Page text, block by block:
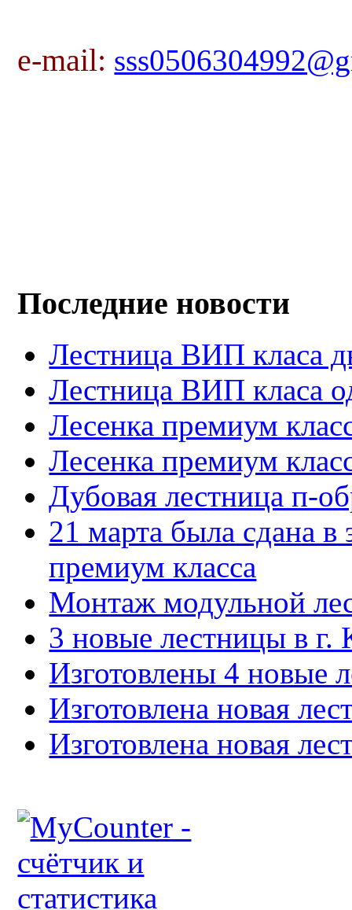
e-mail:
Последние новости
Лестница ВИП класа
Лестница ВИП класа
Лесенка премиум
Лесенка премиум
Дубовая лестница п-
21 марта была сдана в
премиум класса
Монтаж модульной
3 новые лестницы в г.
Изготовлены 4 новые
Изготовлена новая
Изготовлена новая